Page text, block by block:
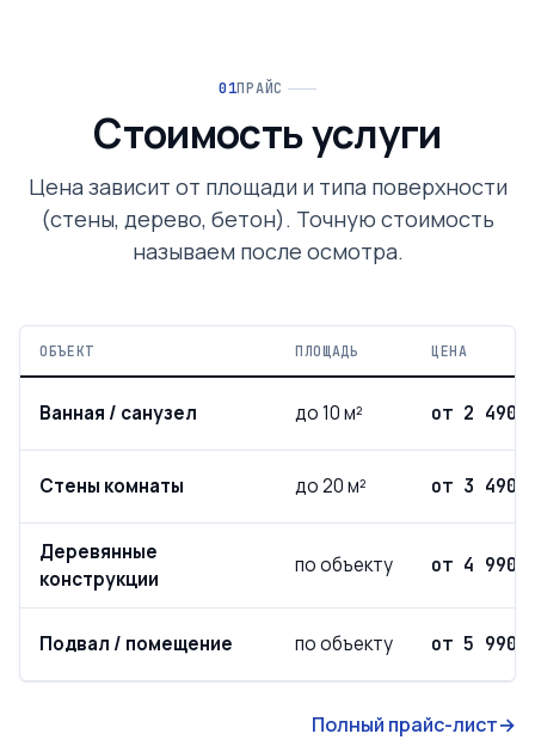
ПРАЙС
Стоимость услуги
Цена зависит от площади и типа поверхности
(стены, дерево, бетон). Точную стоимость
называем после осмотра.
ОБЪЕКТ ПЛОЩАДЬ ЦЕНА
Ванная / санузел до 10 м² от 2 490
Стены комнаты до 20 м² от 3 490
Деревянные
конструкции
по объекту от 4 990
Подвал / помещение по объекту от 5 990
Полный прайс-лист→